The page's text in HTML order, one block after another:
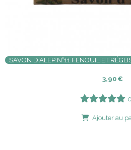
SAVON D'ALEP N°11 FENOUIL ET
3,90 €
Ajouter au